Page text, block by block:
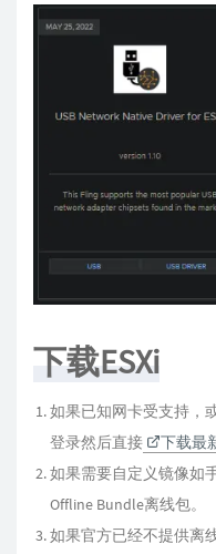
下载ESXi
如果已知网卡受支持，
登录然后直接
下载最
如果需要自定义镜像如
Offline Bundle离线包。
如果官方已经不提供离